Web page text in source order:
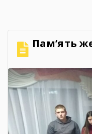
здорових умов
безпеки праці
Пам’ять